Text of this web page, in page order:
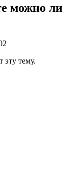
можно ли
эту тему.